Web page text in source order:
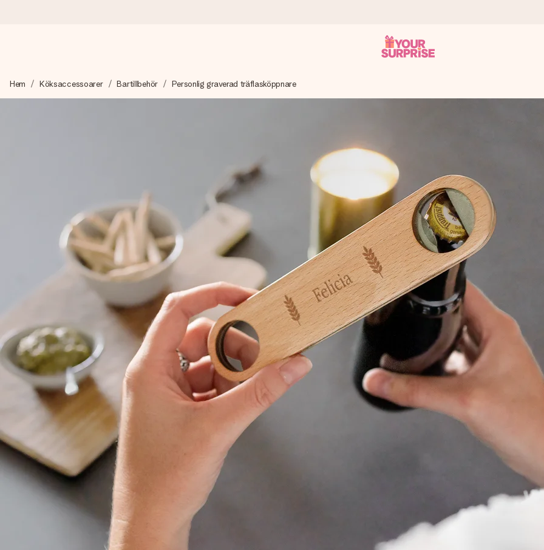
Vi skapar din gåva med omsorg och skickar den blixtsnabbt – så att du kan ge den i precis rätt tid, när det betyder som mest.
Gratis hälsning
Skapa något unikt med bara några få steg – med hennes namn, ditt foto eller ett meddelande som verkligen berör hennes hjärta.
Hem Köksaccessoarer Bartillbehör Personlig graverad träflasköppnare